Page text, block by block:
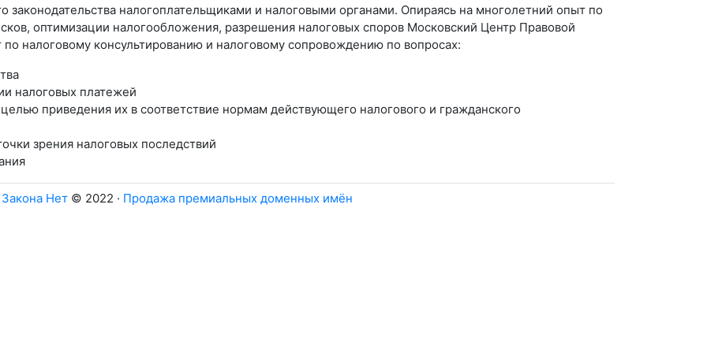
законодательства налогоплательщиками и налоговыми органами. Опираясь на многолетний опыт по
оптимизации налогообложения, разрешения налоговых споров Московский Центр Правовой
налоговому консультированию и налоговому сопровождению по вопросах:
налоговых платежей
приведения их в соответствие нормам действующего налогового и гражданского
зрения налоговых последствий
Закона Нет© 2022 · Продажа премиальных доменных имён